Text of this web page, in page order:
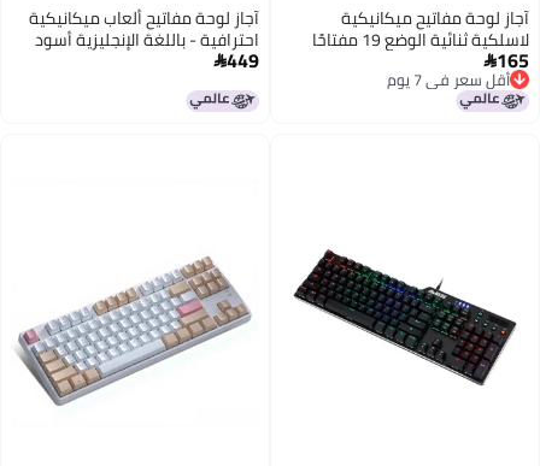
آجاز لوحة مفاتيح ألعاب ميكانيكية
احترافية - باللغة الإنجليزية أسود
449